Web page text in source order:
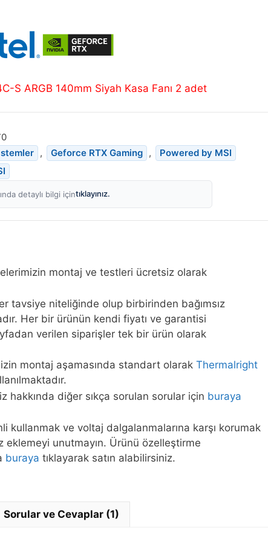
S ARGB 140mm Siyah Kasa Fanı 2 adet
, Geforce RTX Gaming ,
Powered by MSI
detaylı bilgi içintıklayınız.
montaj ve testleri ücretsiz olarak
tavsiye niteliğinde olup birbirinden bağımsız
Her bir ürünün kendi fiyatı ve garantisi
verilen siparişler tek bir ürün olarak
montaj aşamasında standart olarakThermalright
hakkında diğer sıkça sorulan sorular için buraya
kullanmak ve voltaj dalgalanmalarına karşı korumak
eklemeyi unutmayın. Ürünü özelleştirme
buraya tıklayarak satın alabilirsiniz.
Sorular ve Cevaplar (1)